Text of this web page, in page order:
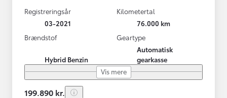
Registreringsår
03-2021
Kilometertal
76.000 km
Brændstof
Hybrid Benzin
Geartype
Automatisk
gearkasse
Vis mere
199.890 kr.